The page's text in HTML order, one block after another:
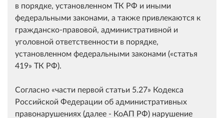
в порядке, установленном ТК РФ и иными
федеральными законами, а также привлекаются к
гражданско-правовой, административной и
уголовной ответственности в порядке,
установленном федеральными законами ( статья
419 ТК РФ).
Согласно части первой статьи 5.27
Кодекса
Российской Федерации об административных
правонарушениях (далее - КоАП РФ) нарушение